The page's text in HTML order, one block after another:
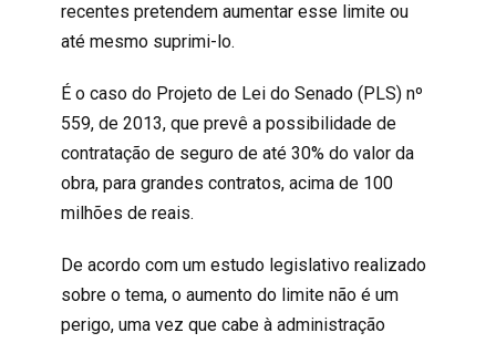
recentes pretendem aumentar esse limite ou
até mesmo suprimi-lo.
É o caso do Projeto de Lei do Senado (PLS) nº
559, de 2013, que prevê a possibilidade de
contratação de seguro de até 30% do valor da
obra, para grandes contratos, acima de 100
milhões de reais.
De acordo com um estudo legislativo realizado
sobre o tema, o aumento do limite não é um
perigo, uma vez que cabe à administração